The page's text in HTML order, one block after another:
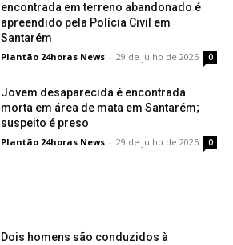
encontrada em terreno abandonado é
apreendido pela Polícia Civil em
Santarém
Plantão 24horas News - 29 de julho de 2026 0
Jovem desaparecida é encontrada
morta em área de mata em Santarém;
suspeito é preso
Plantão 24horas News - 29 de julho de 2026 0
Dois homens são conduzidos à